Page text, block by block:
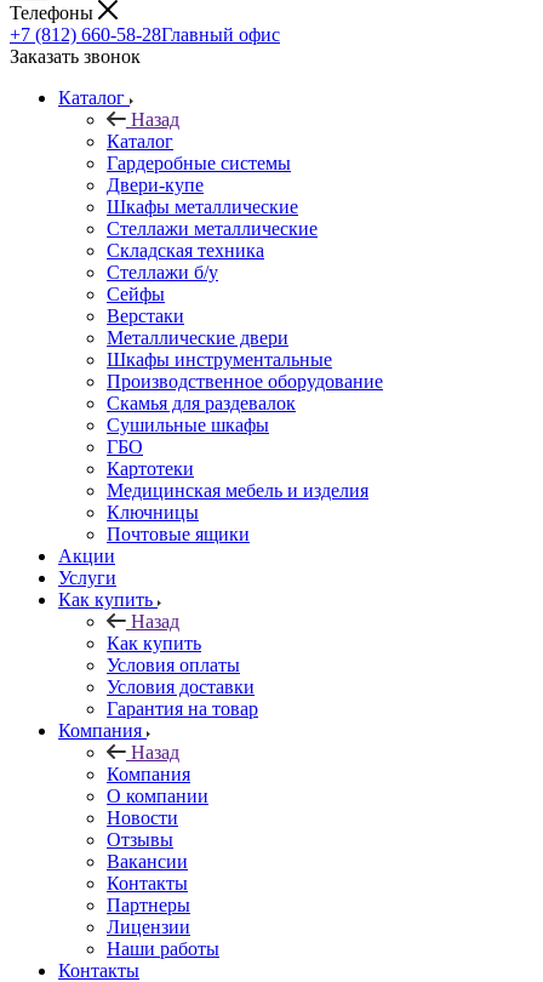
Телефоны
+7 (812) 660-58-28Главный офис
Заказать звонок
Каталог
Назад
Каталог
Гардеробные системы
Двери-купе
Шкафы металлические
Стеллажи металлические
Складская техника
Стеллажи б/у
Сейфы
Верстаки
Металлические двери
Шкафы инструментальные
Производственное оборудование
Скамья для раздевалок
Сушильные шкафы
ГБО
Картотеки
Медицинская мебель и изделия
Ключницы
Почтовые ящики
Акции
Услуги
Как купить
Назад
Как купить
Условия оплаты
Условия доставки
Гарантия на товар
Компания
Назад
Компания
О компании
Новости
Отзывы
Вакансии
Контакты
Партнеры
Лицензии
Наши работы
Контакты